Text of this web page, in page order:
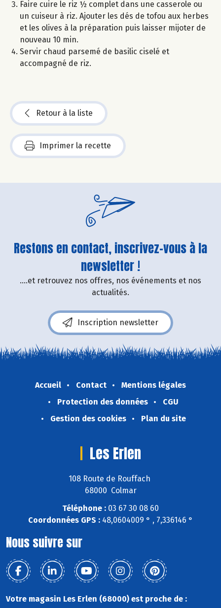
Faire cuire le riz ½ complet dans une casserole ou
un cuiseur à riz. Ajouter les dés de tofou aux herbes
et les olives à la préparation puis laisser mijoter de
nouveau 10 min.
Servir chaud parsemé de basilic ciselé et
accompagné de riz.
Retour à la liste
Imprimer la recette
Restons en contact, inscrivez-vous à la
newsletter !
....et retrouvez nos offres, nos événements et nos
actualités.
Inscription newsletter
Accueil Contact
Mentions légales
Protection des données
CGU
Gestion des cookies
Plan du site
Les Erlen
108 Route de Rouffach
68000 Colmar
Téléphone : 03 67 30 08 60
Coordonnées GPS : 48,0604009 ° , 7,336146 °
Nous suivre sur
Votre magasin Les Erlen (68000) est proche de :